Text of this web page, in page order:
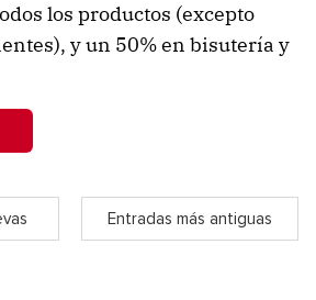
los productos (excepto
y un 50% en bisutería y
Entradas más antiguas